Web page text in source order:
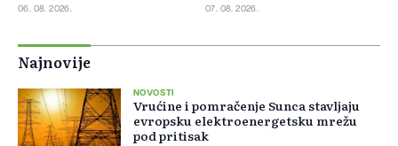
06. 08. 2026. 07. 08. 2026.
Najnovije
NOVOSTI
Vrućine i pomračenje Sunca stavljaju
evropsku elektroenergetsku mrežu
pod pritisak